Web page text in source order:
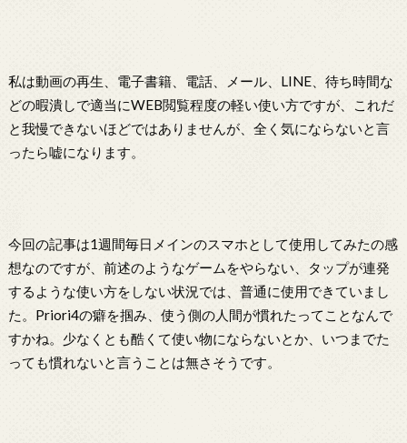
私は動画の再生、電子書籍、電話、メール、LINE、待ち時間な
どの暇潰しで適当にWEB閲覧程度の軽い使い方ですが、これだ
と我慢できないほどではありませんが、全く気にならないと言
ったら嘘になります。
今回の記事は1週間毎日メインのスマホとして使用してみたの感
想なのですが、前述のようなゲームをやらない、タップが連発
するような使い方をしない状況では、普通に使用できていまし
た。Priori4の癖を掴み、使う側の人間が慣れたってことなんで
すかね。少なくとも酷くて使い物にならないとか、いつまでた
っても慣れないと言うことは無さそうです。